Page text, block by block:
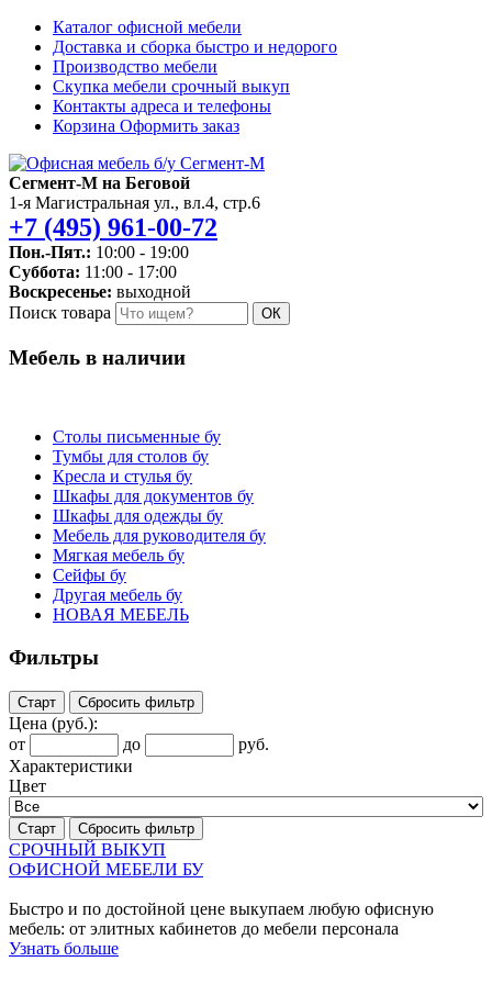
Каталог офисной мебели
Доставка и сборка быстро и недорого
Производство мебели
Скупка мебели срочный выкуп
Контакты адреса и телефоны
Корзина Оформить заказ
Сегмент-М на Беговой
1-я Магистральная ул., вл.4, стр.6
+7 (495) 961-00-72
Пон.-Пят.: 10:00 - 19:00
Суббота: 11:00 - 17:00
Воскресенье: выходной
Поиск товара
ОК
Мебель в наличии
Столы письменные бу
Тумбы для столов бу
Кресла и стулья бу
Шкафы для документов бу
Шкафы для одежды бу
Мебель для руководителя бу
Мягкая мебель бу
Сейфы бу
Другая мебель бу
НОВАЯ МЕБЕЛЬ
Фильтры
Старт Сбросить фильтр
Цена (руб.):
от
до
руб.
Характеристики
Цвет
Старт Сбросить фильтр
СРОЧНЫЙ ВЫКУП
ОФИСНОЙ МЕБЕЛИ БУ
Быстро и по достойной цене выкупаем любую офисную
мебель: от элитных кабинетов до мебели персонала
Узнать больше